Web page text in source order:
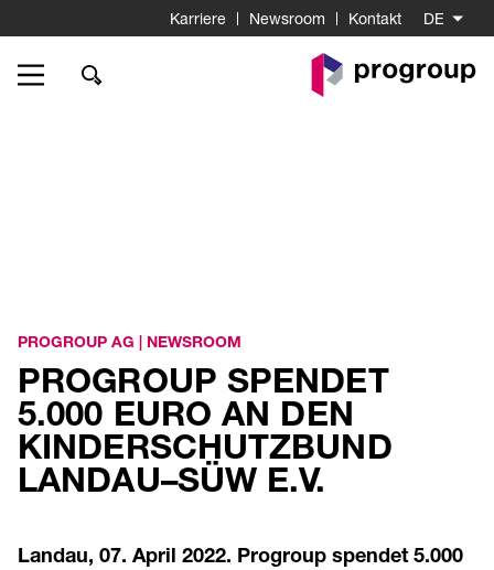
Karriere Newsroom Kontakt DE
Go
to
PROGROUP AG | NEWSROOM
PROGROUP SPENDET
5.000 EURO AN DEN
KINDERSCHUTZBUND
LANDAU–SÜW E.V.
Landau, 07. April 2022. Progroup spendet 5.000